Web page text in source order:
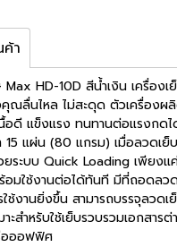
ค้า
Max HD-10D สีน้ำเงิน เครื่อ
คุณลื่นไหล ไม่สะดุด ตัวเครื่องผ
ดี แข็งแรง ทนทานต่อแรงกดไ
15 แผ่น (80 แกรม) เมื่อลวดเย็
ยระบบ Quick Loading เพียงแ
มใช้งานต่อได้ทันที มีที่ถอดลว
ใช้งานยิ่งขึ้น สามารถบรรจุลวด
ะสำหรับใช้เย็บรวบรวมเอกสาร
อออฟฟิศ